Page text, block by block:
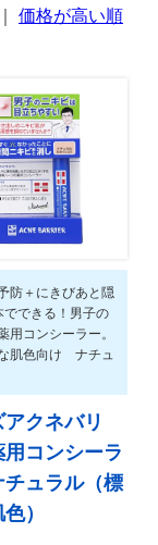
｜ 価格が高い順
防＋にきびあと隠
でできる！男子の
用コンシーラー。
肌色向け ナチュ
クネバリ
コンシーラ
ュラル（標
）